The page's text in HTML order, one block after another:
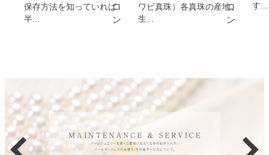
保存方法を知っていれば
半...
ワビ真珠）各真珠の産地、
生...
す...